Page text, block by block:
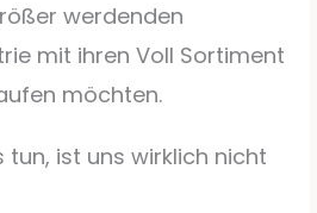
werdenden
mit ihren Voll Sortiment
möchten.
tun, ist uns wirklich nicht